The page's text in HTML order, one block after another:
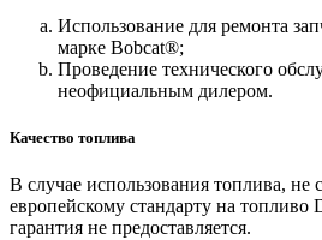
Использование для ремонта
марке Bobcat®;
Проведение технического
неофициальным дилером.
Качество топлива
В случае использования топлива, не
европейскому стандарту на топливо
гарантия не предоставляется.